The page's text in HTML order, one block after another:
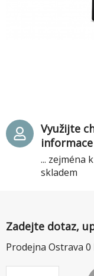
Zadejte dotaz,
Prodejna Ostrava 0
Využijte
... zejména
skladem